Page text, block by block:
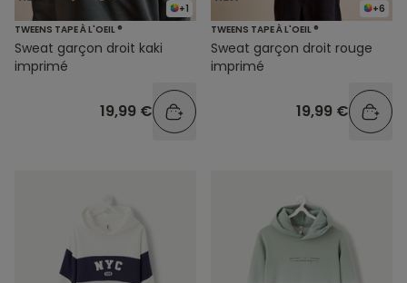
+1
TWEENS TAPE À L'OEIL ®
Sweat garçon droit kaki
imprimé
19,99 €
+6
TWEENS TAPE À L'OEIL ®
Sweat garçon droit rouge
imprimé
19,99 €